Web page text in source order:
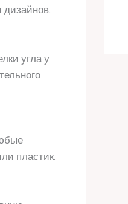
дизайнов.
угла у
пластик.